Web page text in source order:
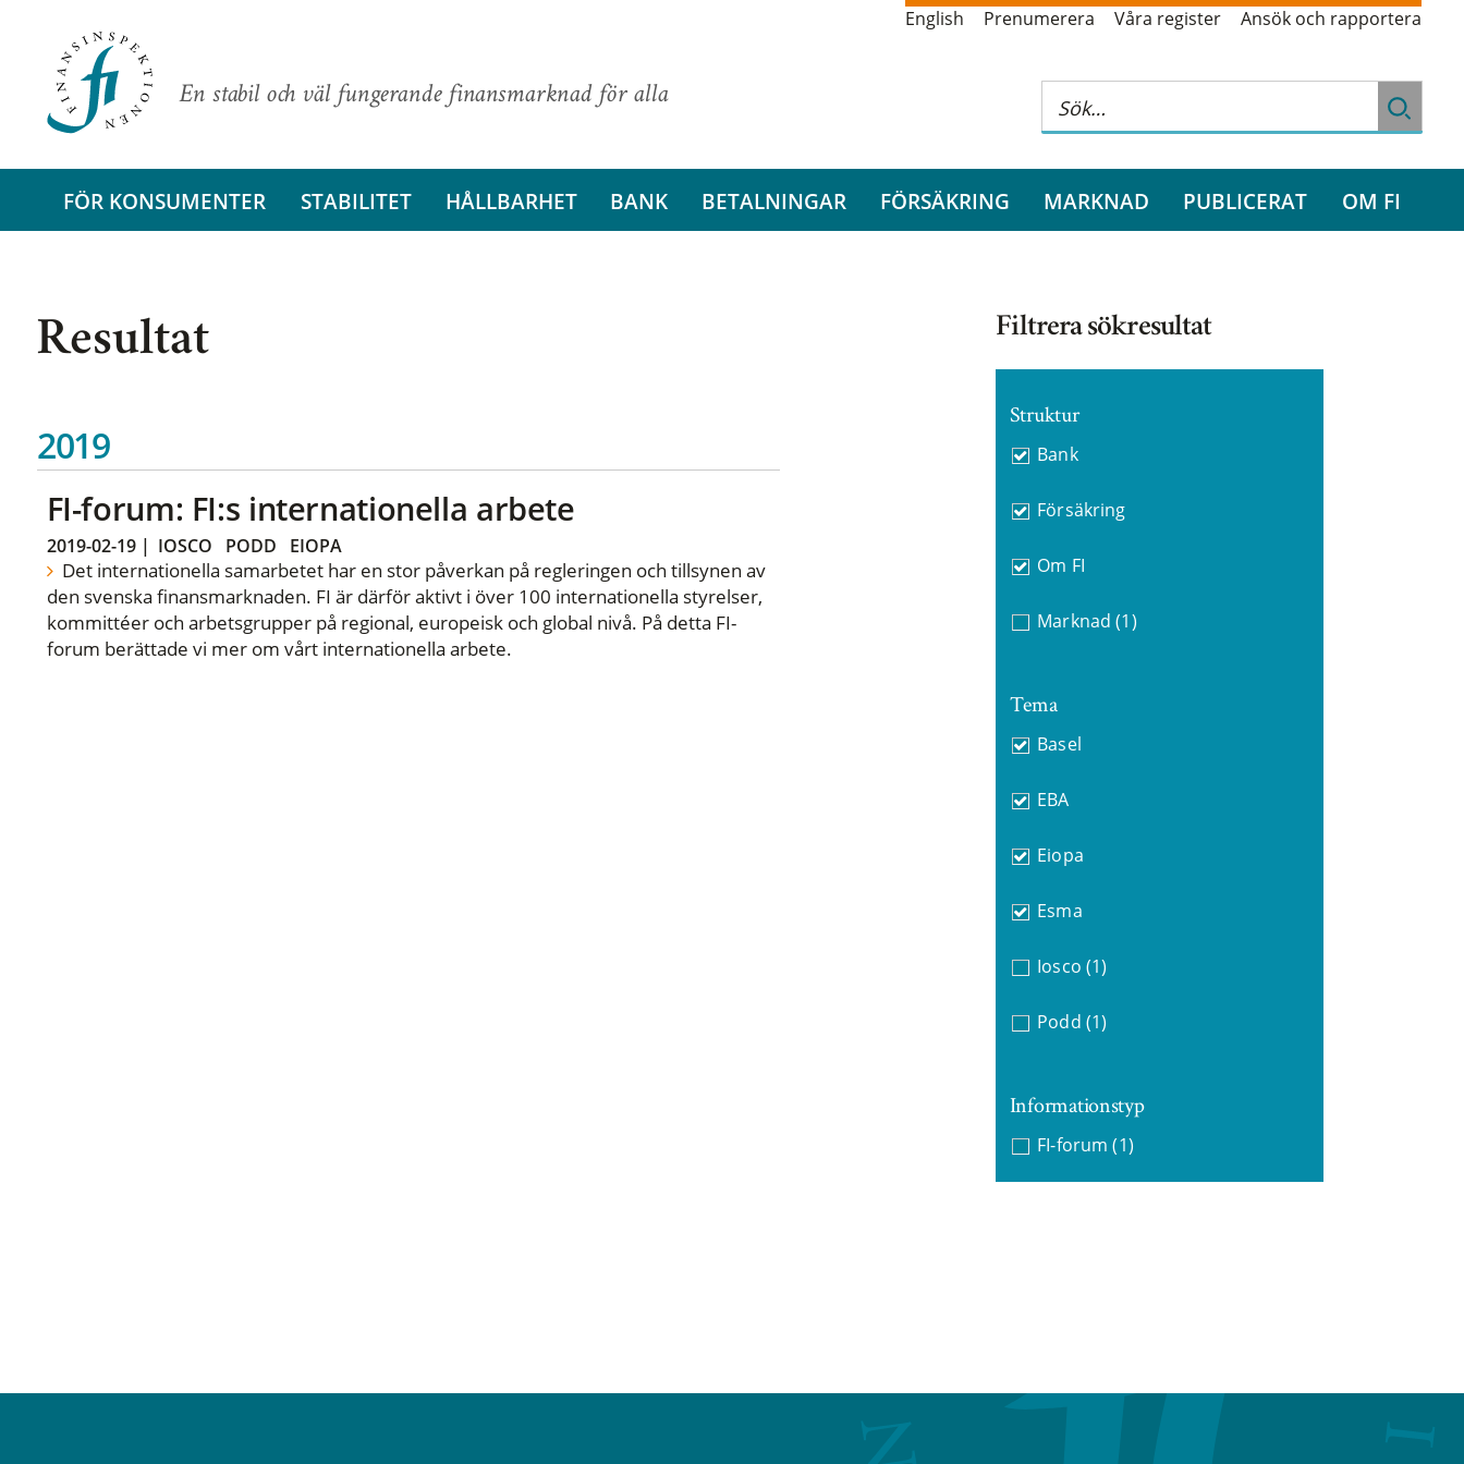
En stabil och väl fungerande finansmarknad för alla
English Prenumerera Våra register Ansök och rapportera
FÖR KONSUMENTER STABILITET HÅLLBARHET BANK BETALNINGAR FÖRSÄKRING MARKNAD PUBLICERAT OM FI
Resultat
2019
FI-forum: FI:s internationella arbete
2019-02-19| IOSCO PODD EIOPA
Det internationella samarbetet har en stor påverkan på regleringen och tillsynen av
den svenska finansmarknaden. FI är därför aktivt i över 100 internationella styrelser,
kommittéer och arbetsgrupper på regional, europeisk och global nivå. På detta FI-
forum berättade vi mer om vårt internationella arbete.
Filtrera sökresultat
Struktur
Bank
Försäkring
Om FI
Marknad (1)
Tema
Basel
EBA
Eiopa
Esma
Iosco (1)
Podd (1)
Informationstyp
FI-forum (1)